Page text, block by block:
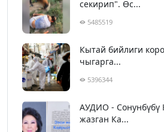
секирип". Өс...
5485519
Кытай бийлиги
чыгарга...
5396344
АУДИО - Сонунбүбү
жазган Ка...